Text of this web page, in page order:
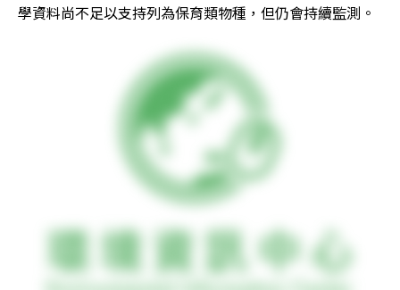
學資料尚不足以支持列為保育類物種，但仍會持續監測。